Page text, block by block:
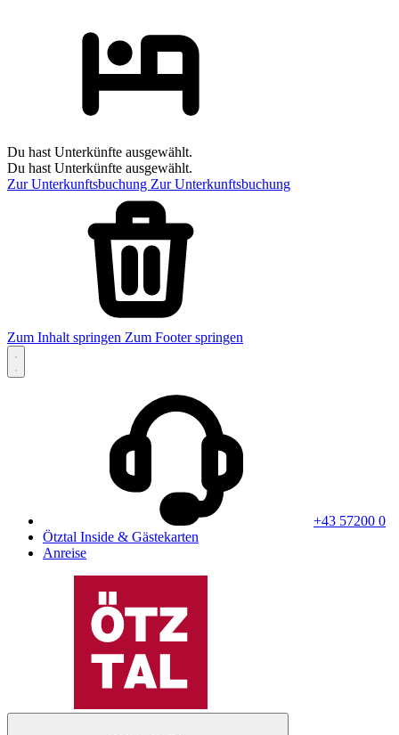
Du hast Unterkünfte ausgewählt.
Du hast Unterkünfte ausgewählt.
Zur Unterkunftsbuchung Zur Unterkunftsbuchung
Zum Inhalt springen Zum Footer springen
+43 57200 0
Ötztal Inside & Gästekarten
Anreise